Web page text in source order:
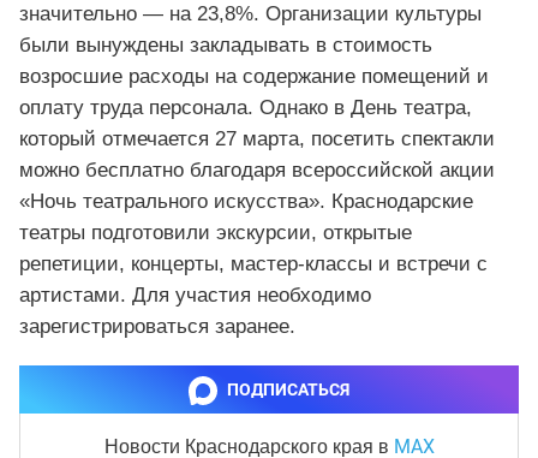
значительно — на 23,8%. Организации культуры
были вынуждены закладывать в стоимость
возросшие расходы на содержание помещений и
оплату труда персонала. Однако в День театра,
который отмечается 27 марта, посетить спектакли
можно бесплатно благодаря всероссийской акции
«Ночь театрального искусства». Краснодарские
театры подготовили экскурсии, открытые
репетиции, концерты, мастер-классы и встречи с
артистами. Для участия необходимо
зарегистрироваться заранее.
ПОДПИСАТЬСЯ
Новости Краснодарского края в MAX